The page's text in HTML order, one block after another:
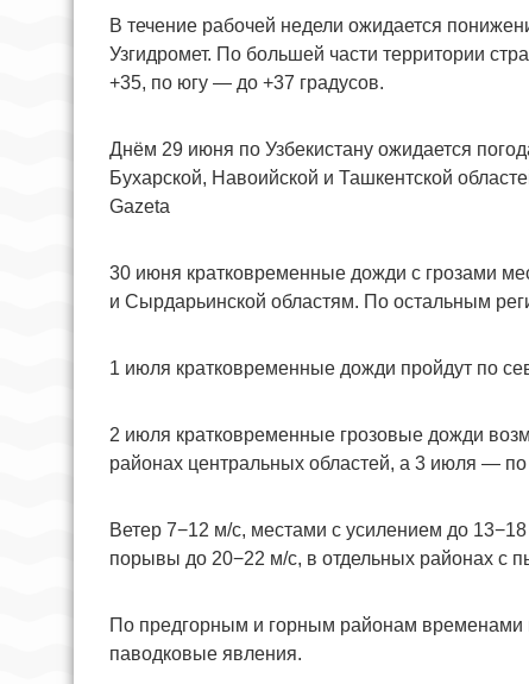
В течение рабочей недели ожидается
Узгидромет. По большей части территории
+35, по югу — до +37 градусов.
Днём 29 июня по Узбекистану ожидается
Бухарской, Навоийской и Ташкентской
Gazeta
30 июня кратковременные дожди с грозами
и Сырдарьинской областям. По остальным
1 июля кратковременные дожди пройдут по
2 июля кратковременные грозовые дожди
районах центральных областей, а 3 июля —
Ветер 7−12 м/с, местами с усилением до
порывы до 20−22 м/с, в отдельных районах с
По предгорным и горным районам временами
паводковые явления.